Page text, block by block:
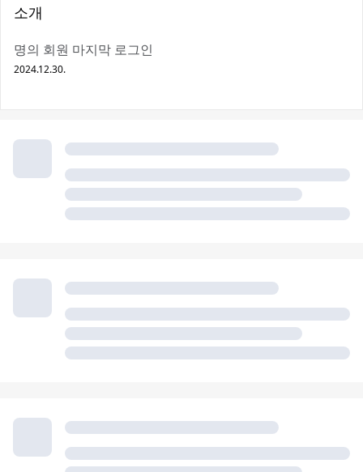
소개
명의 회원 마지막 로그인
2024.12.30.